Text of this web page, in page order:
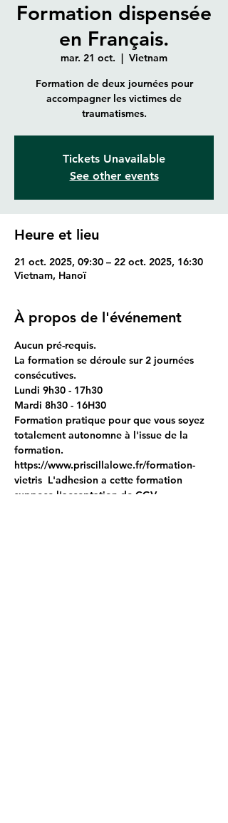
Formation dispensée
en Français.
mar. 21 oct.
  |
Vietnam
Formation de deux journées pour
accompagner les victimes de
traumatismes.
Tickets Unavailable
See other events
Heure et lieu
21 oct. 2025, 09:30 – 22 oct. 2025, 16:30
Vietnam, Hanoï
À propos de l'événement
Aucun pré-requis.
La formation se déroule sur 2 journées
consécutives.
Lundi 9h30 - 17h30
Mardi 8h30 - 16H30
Formation pratique pour que vous soyez
totalement autonomne à l'issue de la
formation.
https://www.priscillalowe.fr/formation-
vietris  L'adhesion a cette formation
suppose l'acceptation de CGV.